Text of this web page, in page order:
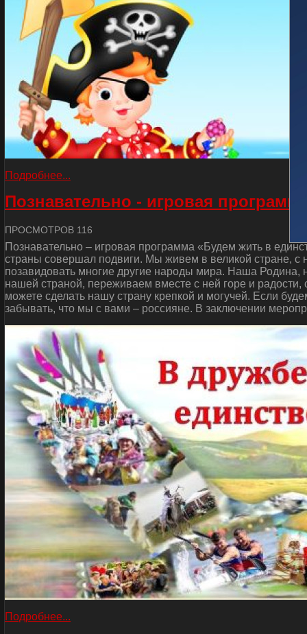
Подробнее...
Познавательно - игровая
ПРОСМОТРОВ 116
Познавательно – игровая программа «Будем жить в
страны совершал подвиги. Мы живем в великой стране,
позавидовать многие другие народы мира. Наша
нашей страной, переживаем вместе с ней горе и
можете сделать нашу страну крепкой и могучей. Если
забывать, что мы с вами – россияне. В заключении
Подробнее...